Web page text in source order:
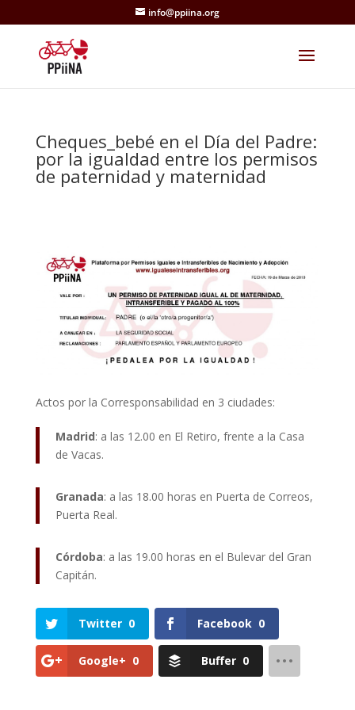
info@ppiina.org
Cheques_bebé en el Día del Padre:
por la igualdad entre los permisos
de paternidad y maternidad
Actos por la Corresponsabilidad en 3 ciudades:
Madrid: a las 12.00 en El Retiro, frente a la Casa
de Vacas.
Granada: a las 18.00 horas en Puerta de Correos,
Puerta Real.
Córdoba: a las 19.00 horas en el Bulevar del Gran
Capitán.
Twitter 0 Facebook 0
Google+ 0 Buffer 0